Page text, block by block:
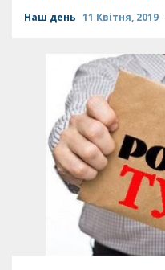
Наш день 11 Квітня, 2019